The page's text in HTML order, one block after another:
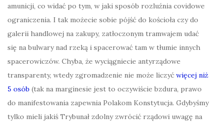
amunicji, co widać po tym, w jaki sposób rozluźnia covidowe
ograniczenia. I tak możecie sobie pójść do kościoła czy do
galerii handlowej na zakupy, zatłoczonym tramwajem udać
się na bulwary nad rzeką i spacerować tam w tłumie innych
spacerowiczów. Chyba, że wyciągniecie antyrządowe
transparenty, wtedy zgromadzenie nie może liczyć więcej niż
5 osób (tak na marginesie jest to oczywiście bzdura, prawo
do manifestowania zapewnia Polakom Konstytucja. Gdybyśmy
tylko mieli jakiś Trybunał zdolny zwrócić rządowi uwagę na